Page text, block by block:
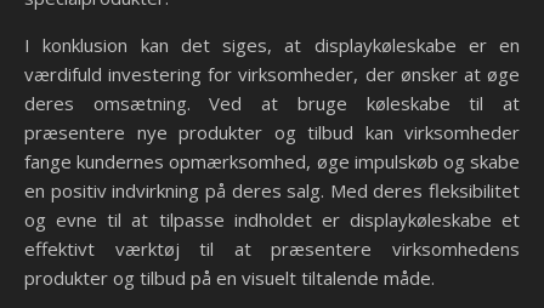
I konklusion kan det siges, at displaykøleskabe er en
værdifuld investering for virksomheder, der ønsker at øge
deres omsætning. Ved at bruge køleskabe til at
præsentere nye produkter og tilbud kan virksomheder
fange kundernes opmærksomhed, øge impulskøb og skabe
en positiv indvirkning på deres salg. Med deres fleksibilitet
og evne til at tilpasse indholdet er displaykøleskabe et
effektivt værktøj til at præsentere virksomhedens
produkter og tilbud på en visuelt tiltalende måde.